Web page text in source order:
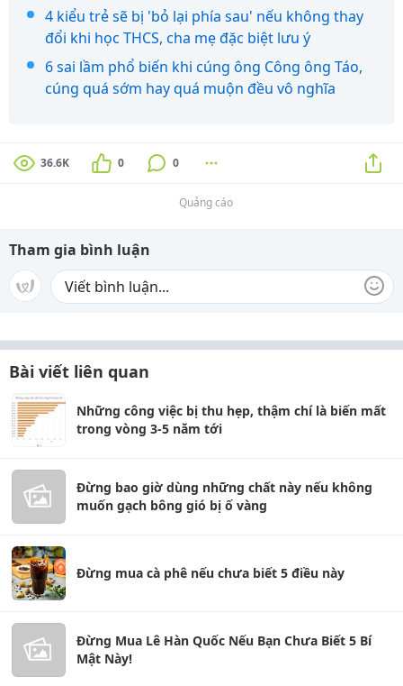
4 kiểu trẻ sẽ bị 'bỏ lại phía sau' nếu không thay
đổi khi học THCS, cha mẹ đặc biệt lưu ý
6 sai lầm phổ biến khi cúng ông Công ông Táo,
cúng quá sớm hay quá muộn đều vô nghĩa
36.6K 0 0
Quảng cáo
Tham gia bình luận
Bài viết liên quan
Những công việc bị thu hẹp, thậm chí là biến mất
trong vòng 3-5 năm tới
Đừng bao giờ dùng những chất này nếu không
muốn gạch bông gió bị ố vàng
Đừng mua cà phê nếu chưa biết 5 điều này
Đừng Mua Lê Hàn Quốc Nếu Bạn Chưa Biết 5 Bí
Mật Này!